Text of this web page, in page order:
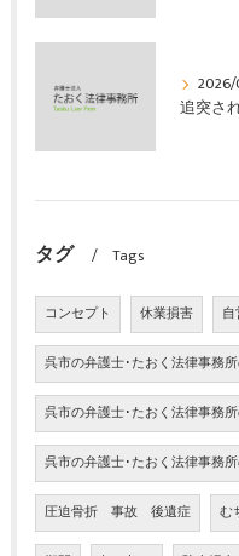
2026/
タグ Tags
コンセプト 休業損害
呉市の弁護士･たおく法律事務
呉市の弁護士･たおく法律事務
呉市の弁護士･たおく法律事務
圧迫骨折 事故 後遺症 む